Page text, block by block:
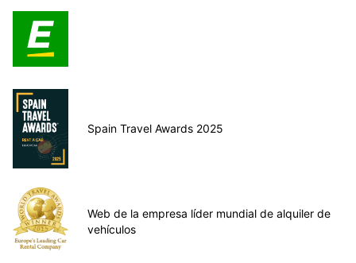
Spain Travel Awards 2025
Web de la empresa líder mundial de alquiler de
vehículos